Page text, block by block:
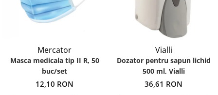
Mercator
Masca medicala tip II R, 50
buc/set
12,10 RON
Vialli
Dozator pentru sapun lichid
500 ml, Vialli
36,61 RON